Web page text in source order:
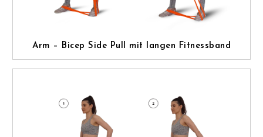
Arm – Bicep Side Pull mit langen Fitnessband